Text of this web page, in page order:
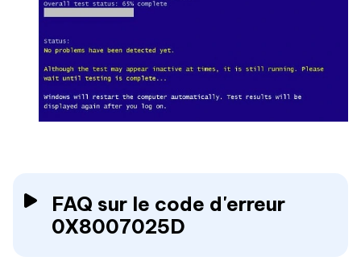
FAQ sur le code d'erreur
0X8007025D